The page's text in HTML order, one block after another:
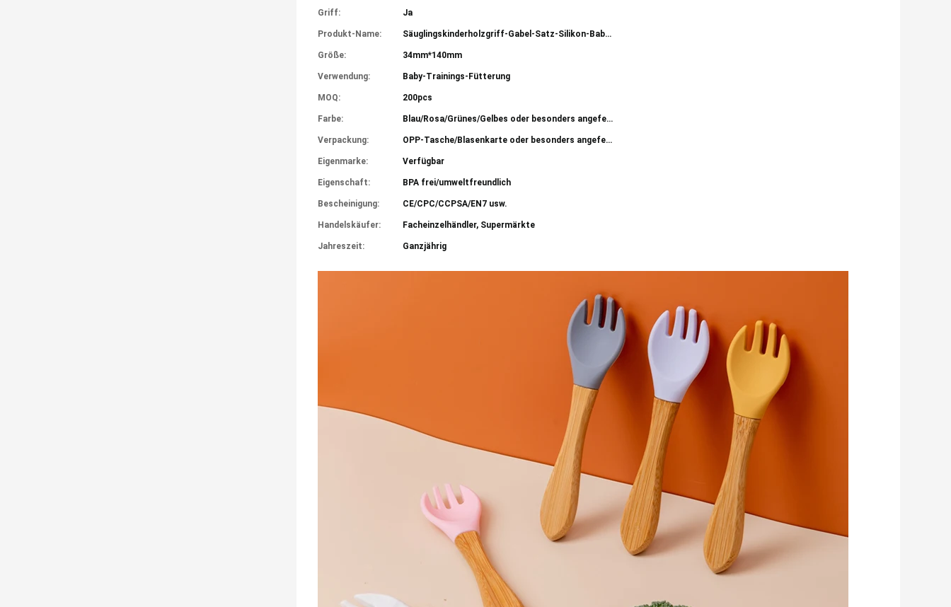
Griff: Ja
Produkt-Name: Säuglingskinderholzgriff-Gabel-Satz-Silikon-Baby-Löffel
Größe: 34mm*140mm
Verwendung: Baby-Trainings-Fütterung
MOQ: 200pcs
Farbe: Blau/Rosa/Grünes/Gelbes oder besonders angefertigt
Verpackung: OPP-Tasche/Blasenkarte oder besonders angefertigt
Eigenmarke: Verfügbar
Eigenschaft: BPA frei/umweltfreundlich
Bescheinigung: CE/CPC/CCPSA/EN7 usw.
Handelskäufer: Facheinzelhändler, Supermärkte
Jahreszeit: Ganzjährig